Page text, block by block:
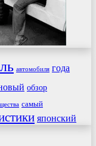
автомобиля года
обзор
самый
японский